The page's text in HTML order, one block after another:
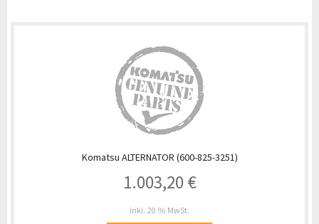
Komatsu ALTERNATOR (600-825-3251)
1.003,20 €
inkl. 20 % MwSt.